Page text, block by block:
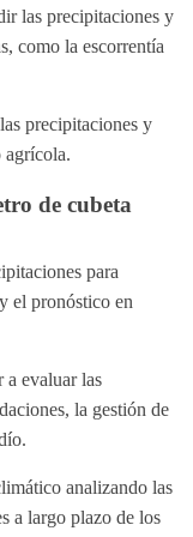
las precipitaciones y
como la escorrentía
precipitaciones y
agrícola.
de cubeta
para
el pronóstico en
a evaluar las
la gestión de
analizando las
a largo plazo de los